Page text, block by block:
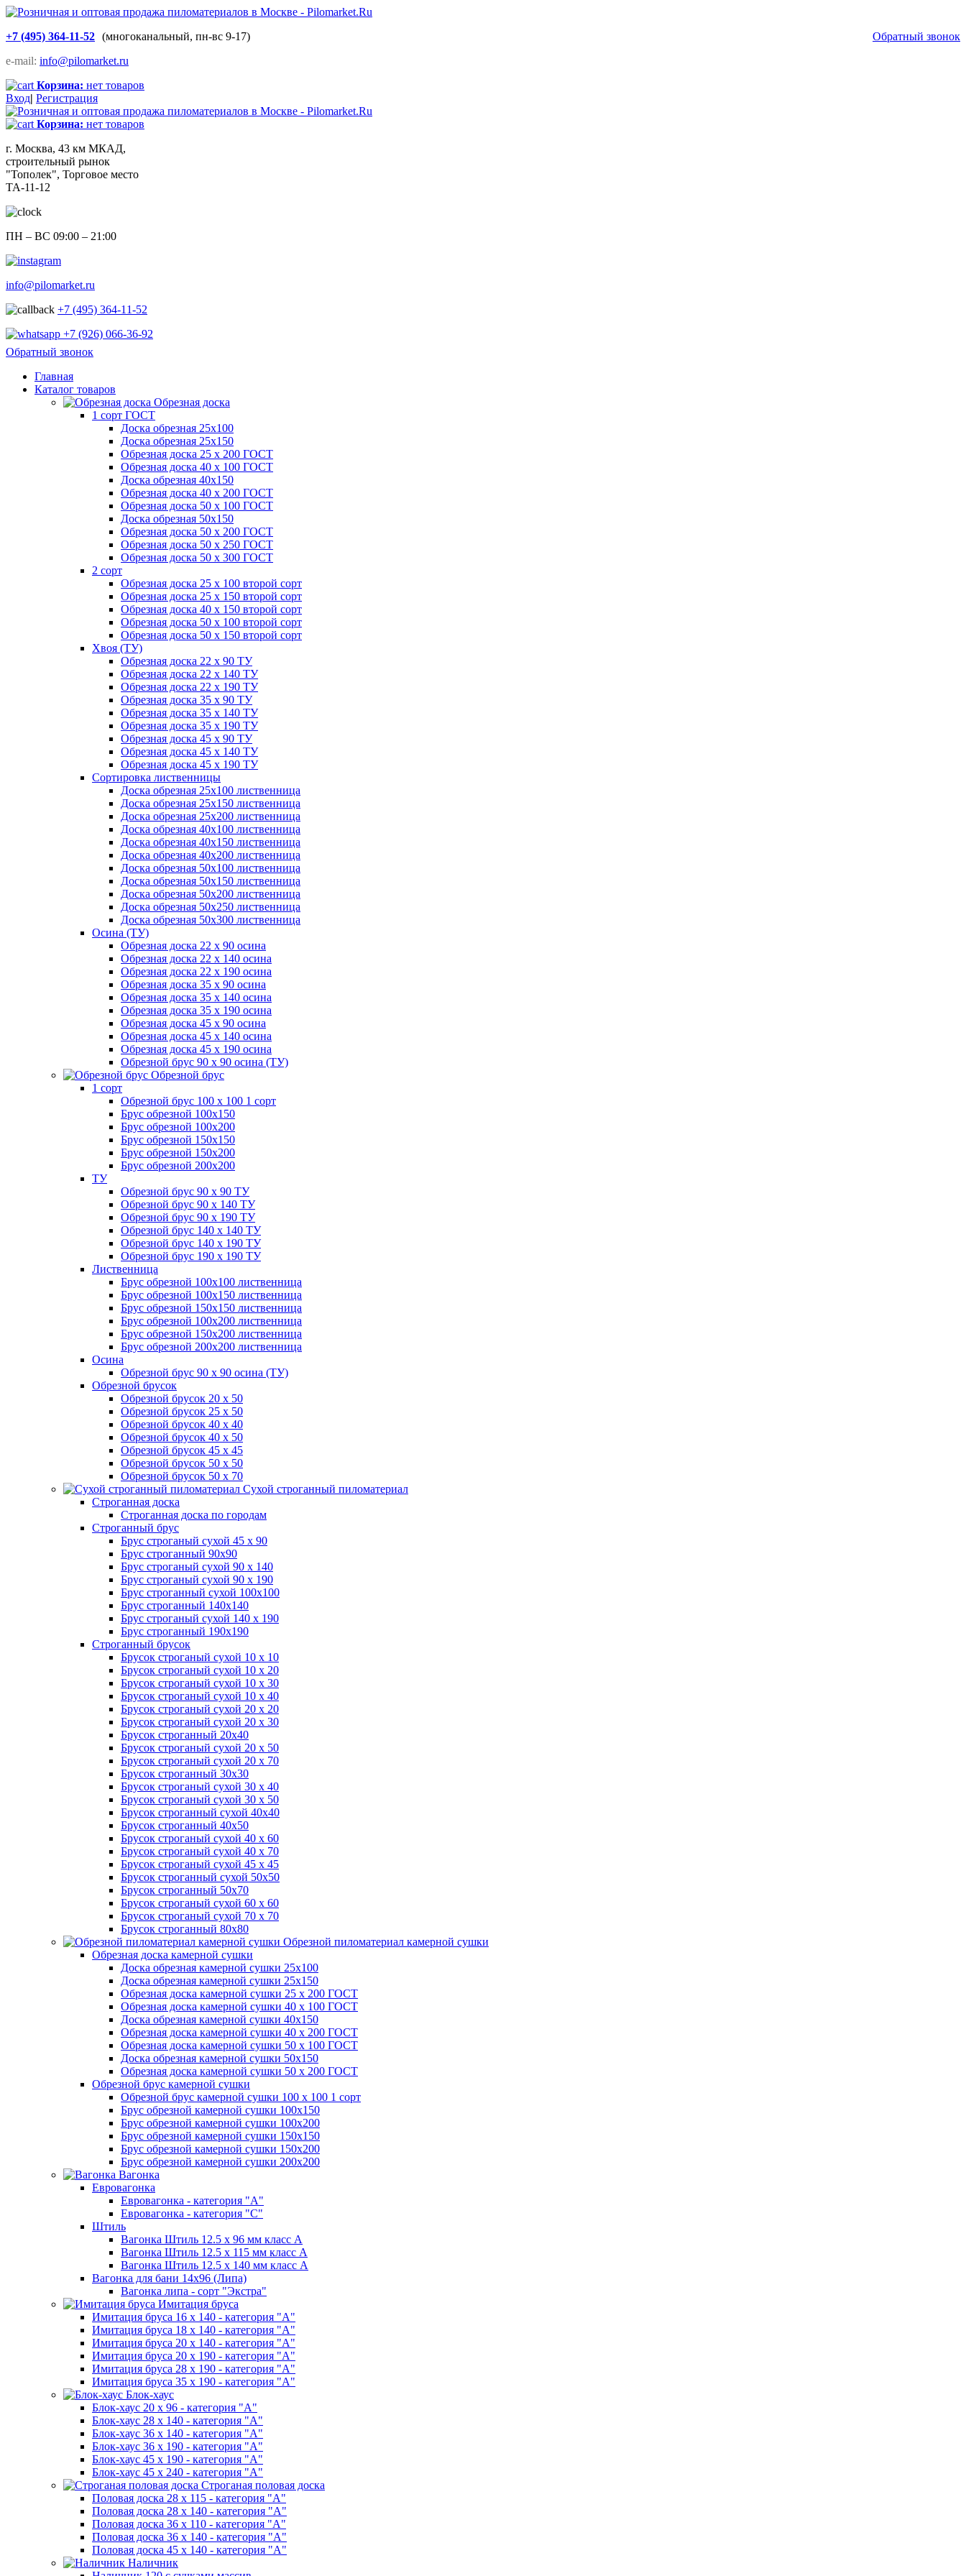
+7 (495) 364-11-52 Обратный звонок
(многоканальный, пн-вс 9-17)
e-mail: info@pilomarket.ru
Корзина: нет товаров
Вход| Регистрация
Корзина: нет товаров
г. Москва, 43 км МКАД,
строительный рынок
"Тополек", Торговое место
ТА-11-12
ПН – ВС 09:00 – 21:00
info@pilomarket.ru
+7 (495) 364-11-52
+7 (926) 066-36-92
Обратный звонок
Главная
Каталог товаров
Обрезная доска
1 сорт ГОСТ
Доска обрезная 25х100
Доска обрезная 25х150
Обрезная доска 25 х 200 ГОСТ
Обрезная доска 40 х 100 ГОСТ
Доска обрезная 40х150
Обрезная доска 40 х 200 ГОСТ
Обрезная доска 50 х 100 ГОСТ
Доска обрезная 50х150
Обрезная доска 50 х 200 ГОСТ
Обрезная доска 50 х 250 ГОСТ
Обрезная доска 50 х 300 ГОСТ
2 сорт
Обрезная доска 25 х 100 второй сорт
Обрезная доска 25 х 150 второй сорт
Обрезная доска 40 х 150 второй сорт
Обрезная доска 50 х 100 второй сорт
Обрезная доска 50 х 150 второй сорт
Хвоя (ТУ)
Обрезная доска 22 х 90 ТУ
Обрезная доска 22 х 140 ТУ
Обрезная доска 22 х 190 ТУ
Обрезная доска 35 х 90 ТУ
Обрезная доска 35 х 140 ТУ
Обрезная доска 35 х 190 ТУ
Обрезная доска 45 х 90 ТУ
Обрезная доска 45 х 140 ТУ
Обрезная доска 45 х 190 ТУ
Сортировка лиственницы
Доска обрезная 25х100 лиственница
Доска обрезная 25х150 лиственница
Доска обрезная 25х200 лиственница
Доска обрезная 40х100 лиственница
Доска обрезная 40х150 лиственница
Доска обрезная 40х200 лиственница
Доска обрезная 50х100 лиственница
Доска обрезная 50х150 лиственница
Доска обрезная 50х200 лиственница
Доска обрезная 50х250 лиственница
Доска обрезная 50х300 лиственница
Осина (ТУ)
Обрезная доска 22 х 90 осина
Обрезная доска 22 х 140 осина
Обрезная доска 22 х 190 осина
Обрезная доска 35 х 90 осина
Обрезная доска 35 х 140 осина
Обрезная доска 35 х 190 осина
Обрезная доска 45 х 90 осина
Обрезная доска 45 х 140 осина
Обрезная доска 45 х 190 осина
Обрезной брус 90 х 90 осина (ТУ)
Обрезной брус
1 сорт
Обрезной брус 100 х 100 1 сорт
Брус обрезной 100х150
Брус обрезной 100х200
Брус обрезной 150х150
Брус обрезной 150х200
Брус обрезной 200х200
ТУ
Обрезной брус 90 х 90 ТУ
Обрезной брус 90 х 140 ТУ
Обрезной брус 90 х 190 ТУ
Обрезной брус 140 х 140 ТУ
Обрезной брус 140 х 190 ТУ
Обрезной брус 190 х 190 ТУ
Лиственница
Брус обрезной 100х100 лиственница
Брус обрезной 100х150 лиственница
Брус обрезной 150х150 лиственница
Брус обрезной 100х200 лиственница
Брус обрезной 150х200 лиственница
Брус обрезной 200х200 лиственница
Осина
Обрезной брус 90 х 90 осина (ТУ)
Обрезной брусок
Обрезной брусок 20 х 50
Обрезной брусок 25 х 50
Обрезной брусок 40 х 40
Обрезной брусок 40 х 50
Обрезной брусок 45 х 45
Обрезной брусок 50 х 50
Обрезной брусок 50 х 70
Сухой строганный пиломатериал
Строганная доска
Строганная доска по городам
Строганный брус
Брус строганый сухой 45 х 90
Брус строганный 90х90
Брус строганый сухой 90 х 140
Брус строганый сухой 90 х 190
Брус строганный сухой 100х100
Брус строганный 140х140
Брус строганый сухой 140 х 190
Брус строганный 190х190
Строганный брусок
Брусок строганый сухой 10 х 10
Брусок строганый сухой 10 х 20
Брусок строганый сухой 10 х 30
Брусок строганый сухой 10 х 40
Брусок строганый сухой 20 х 20
Брусок строганый сухой 20 х 30
Брусок строганный 20х40
Брусок строганый сухой 20 х 50
Брусок строганый сухой 20 х 70
Брусок строганный 30х30
Брусок строганый сухой 30 х 40
Брусок строганый сухой 30 х 50
Брусок строганный сухой 40х40
Брусок строганный 40х50
Брусок строганый сухой 40 х 60
Брусок строганый сухой 40 х 70
Брусок строганый сухой 45 х 45
Брусок строганный сухой 50х50
Брусок строганный 50х70
Брусок строганый сухой 60 х 60
Брусок строганый сухой 70 х 70
Брусок строганный 80х80
Обрезной пиломатериал камерной сушки
Обрезная доска камерной сушки
Доска обрезная камерной сушки 25х100
Доска обрезная камерной сушки 25х150
Обрезная доска камерной сушки 25 х 200 ГОСТ
Обрезная доска камерной сушки 40 х 100 ГОСТ
Доска обрезная камерной сушки 40х150
Обрезная доска камерной сушки 40 х 200 ГОСТ
Обрезная доска камерной сушки 50 х 100 ГОСТ
Доска обрезная камерной сушки 50х150
Обрезная доска камерной сушки 50 х 200 ГОСТ
Обрезной брус камерной сушки
Обрезной брус камерной сушки 100 х 100 1 сорт
Брус обрезной камерной сушки 100х150
Брус обрезной камерной сушки 100х200
Брус обрезной камерной сушки 150х150
Брус обрезной камерной сушки 150х200
Брус обрезной камерной сушки 200х200
Вагонка
Евровагонка
Евровагонка - категория "А"
Евровагонка - категория "С"
Штиль
Вагонка Штиль 12.5 х 96 мм класс А
Вагонка Штиль 12.5 х 115 мм класс А
Вагонка Штиль 12.5 х 140 мм класс А
Вагонка для бани 14х96 (Липа)
Вагонка липа - сорт "Экстра"
Имитация бруса
Имитация бруса 16 х 140 - категория "А"
Имитация бруса 18 х 140 - категория "А"
Имитация бруса 20 х 140 - категория "А"
Имитация бруса 20 х 190 - категория "А"
Имитация бруса 28 х 190 - категория "А"
Имитация бруса 35 х 190 - категория "А"
Блок-хаус
Блок-хаус 20 х 96 - категория "А"
Блок-хаус 28 х 140 - категория "А"
Блок-хаус 36 х 140 - категория "А"
Блок-хаус 36 х 190 - категория "А"
Блок-хаус 45 х 190 - категория "А"
Блок-хаус 45 х 240 - категория "А"
Строганая половая доска
Половая доска 28 х 115 - категория "А"
Половая доска 28 х 140 - категория "А"
Половая доска 36 х 110 - категория "А"
Половая доска 36 х 140 - категория "А"
Половая доска 45 х 140 - категория "А"
Наличник